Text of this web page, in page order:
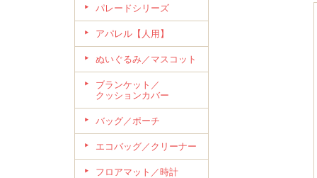
パレードシリーズ
アパレル【人用】
ぬいぐるみ／マスコット
ブランケット／
クッションカバー
バッグ／ポーチ
エコバッグ／クリーナー
フロアマット／時計